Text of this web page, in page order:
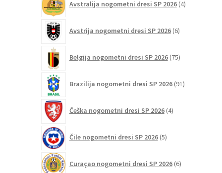
Avstralija nogometni dresi SP 2026 4izdelki
Avstrija nogometni dresi SP 2026 6izdelkov
Belgija nogometni dresi SP 2026 75izdelkov
Brazilija nogometni dresi SP 2026 91izdelkov
Češka nogometni dresi SP 2026 4izdelki
Čile nogometni dresi SP 2026 5izdelkov
Curaçao nogometni dresi SP 2026 6izdelkov